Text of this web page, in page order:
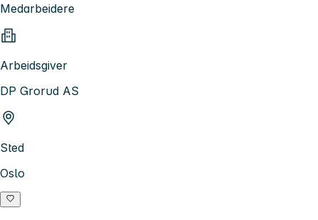
Medarbeidere
Arbeidsgiver
DP Grorud AS
Sted
Oslo